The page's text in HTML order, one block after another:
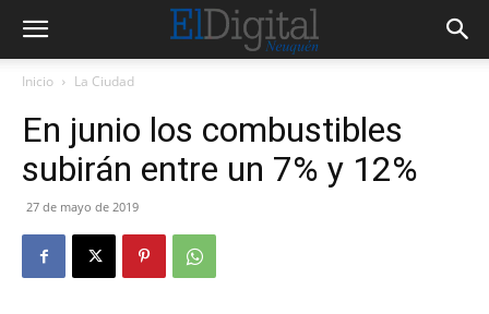
Inicio La Ciudad
En junio los combustibles
subirán entre un 7% y 12%
27 de mayo de 2019